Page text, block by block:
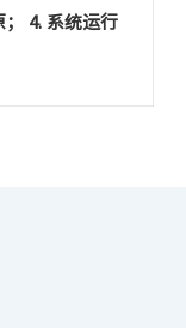
4. 系统运行